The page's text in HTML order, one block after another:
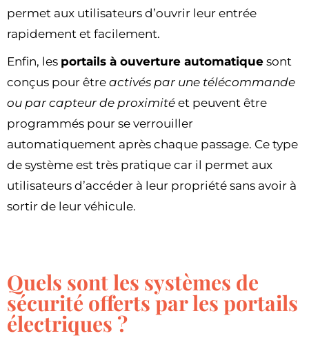
permet aux utilisateurs d’ouvrir leur entrée
rapidement et facilement.
Enfin, les portails à ouverture automatique sont
conçus pour être activés par une télécommande
ou par capteur de proximité et peuvent être
programmés pour se verrouiller
automatiquement après chaque passage. Ce type
de système est très pratique car il permet aux
utilisateurs d’accéder à leur propriété sans avoir à
sortir de leur véhicule.
Quels sont les systèmes de
sécurité offerts par les portails
électriques ?